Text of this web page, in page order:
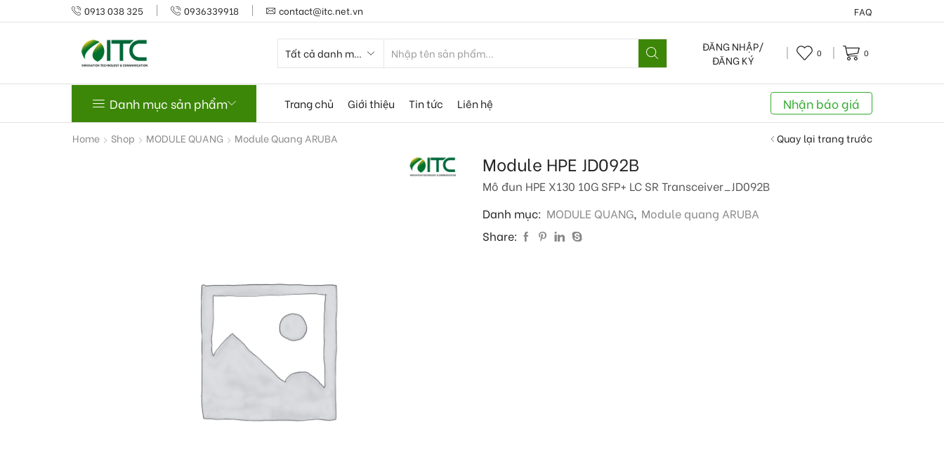
0913 038 325 0936339918 contact@itc.net.vn FAQ
ĐĂNG NHẬP/
ĐĂNG KÝ
0 0
Danh mục sản phẩm Trang chủ Giới thiệu Tin tức Liên hệ Nhận báo giá
Home Shop MODULE QUANG Module Quang ARUBA Quay lại trang trước
Module HPE JD092B
Mô đun HPE X130 10G SFP+ LC SR Transceiver_JD092B
Danh mục: MODULE QUANG, Module quang ARUBA
Share: